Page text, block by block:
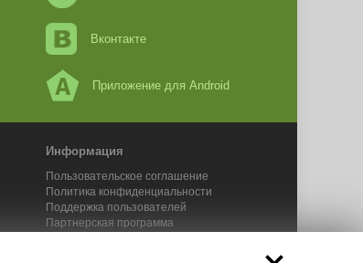
Вконтакте
Приложение для Android
Информация
Пользовательское соглашение
Политика конфиденциальности
Поддержка пользователей
Партнерская программа